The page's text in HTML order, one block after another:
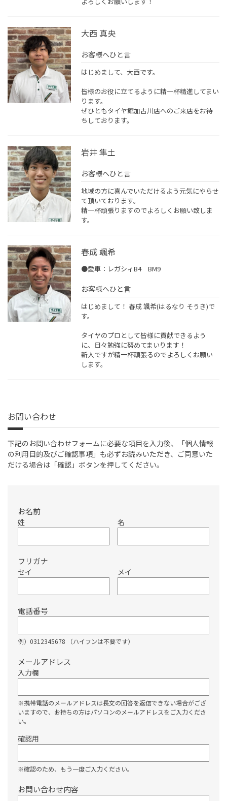
大西 真央
お客様へひと言
はじめまして、大西です。
皆様のお役に立てるように精一杯精進してまい
ります。
ぜひともタイヤ館加古川店へのご来店をお待
ちしております。
岩井 隼土
お客様へひと言
地域の方に喜んでいただけるよう元気にやらせ
て頂いております。
精一杯頑張りますのでよろしくお願い致しま
す。
春成 颯希
●愛車：レガシィB4 BM9
お客様へひと言
はじめまして！ 春成 颯希(はるなり そうき)で
す。
タイヤのプロとして皆様に貢献できるよう
に、日々勉強に努めてまいります！
新人ですが精一杯頑張るのでよろしくお願い
します。
お問い合わせ
下記のお問い合わせフォームに必要な項目を入力後、「個人情報
の利用目的及びご確認事項」も必ずお読みいただき、ご同意いた
だける場合は「確認」ボタンを押してください。
お名前
姓 名
フリガナ
セイ メイ
電話番号
例）0312345678 （ハイフンは不要です）
メールアドレス
入力欄
※携帯電話のメールアドレスは長文の回答を返信できない場合がござ
いますので、お持ちの方はパソコンのメールアドレスをご入力くださ
い。
確認用
※確認のため、もう一度ご入力ください。
お問い合わせ内容